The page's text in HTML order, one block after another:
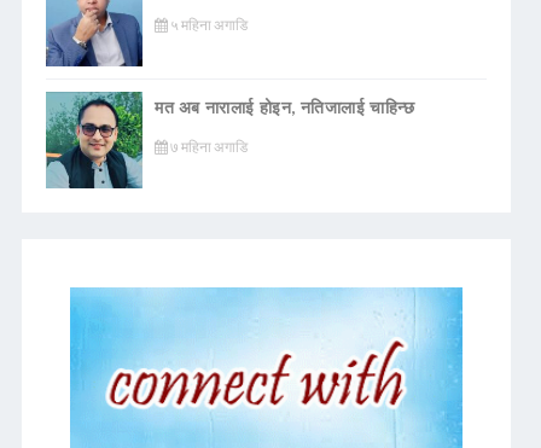
५ महिना अगाडि
मत अब नारालाई होइन, नतिजालाई चाहिन्छ
७ महिना अगाडि